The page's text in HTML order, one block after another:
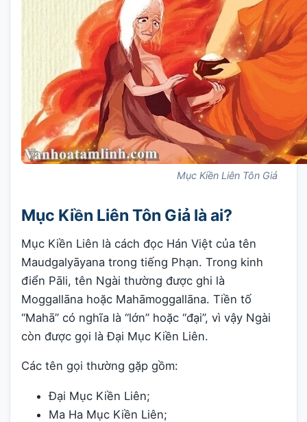
Mục Kiền Liên Tôn Giả
Mục Kiền Liên Tôn Giả là ai?
Mục Kiền Liên là cách đọc Hán Việt của tên
Maudgalyāyana trong tiếng Phạn. Trong kinh
điển Pāli, tên Ngài thường được ghi là
Moggallāna hoặc Mahāmoggallāna. Tiền tố
“Mahā” có nghĩa là “lớn” hoặc “đại”, vì vậy Ngài
còn được gọi là Đại Mục Kiền Liên.
Các tên gọi thường gặp gồm:
Đại Mục Kiền Liên;
Ma Ha Mục Kiền Liên;